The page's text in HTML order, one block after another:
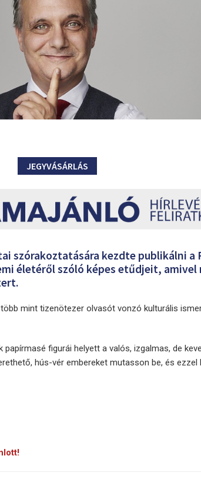
JEGYVÁSÁRLÁS
szórakoztatására kezdte publikálni a
életéről szóló képes etűdjeit, amivel
mint tizenötezer olvasót vonzó kulturális
figurái helyett a valós, izgalmas, de
hús-vér embereket mutasson be, és ezzel